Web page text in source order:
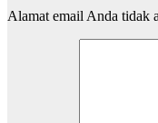
Alamat email Anda tidak